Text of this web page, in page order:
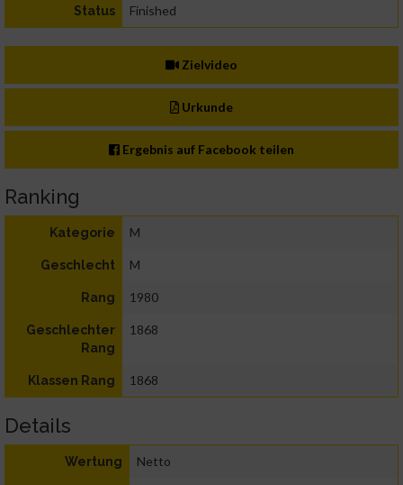
Status Finished
Zielvideo
Urkunde
Ergebnis auf Facebook teilen
Ranking
Kategorie M
Geschlecht M
Rang 1980
Geschlechter
Rang
1868
Klassen Rang 1868
Details
Wertung Netto